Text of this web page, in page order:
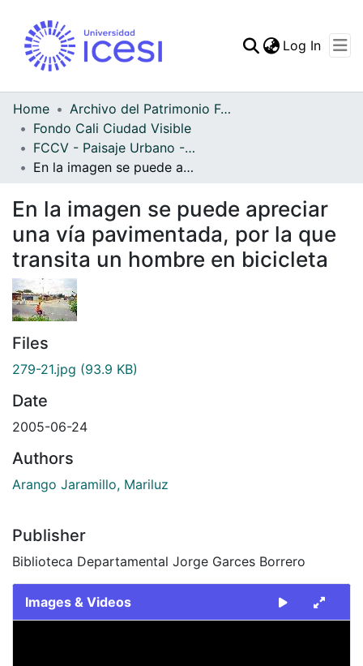
Log In
Home
Archivo del Patrimonio Fotográfico y Fílmico del Valle del Cauca
Fondo Cali Ciudad Visible
FCCV - Paisaje Urbano - Patrimonial
En la imagen se puede apreciar una vía pavimentada, por la que transita un hombre en bicicleta
En la imagen se puede apreciar
una vía pavimentada, por la que
transita un hombre en bicicleta
Files
279-21.jpg (93.9 KB)
Date
2005-06-24
Authors
Arango Jaramillo, Mariluz
Publisher
Biblioteca Departamental Jorge Garces Borrero
Images & Videos